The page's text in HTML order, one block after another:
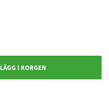
LÄGG I KORGEN